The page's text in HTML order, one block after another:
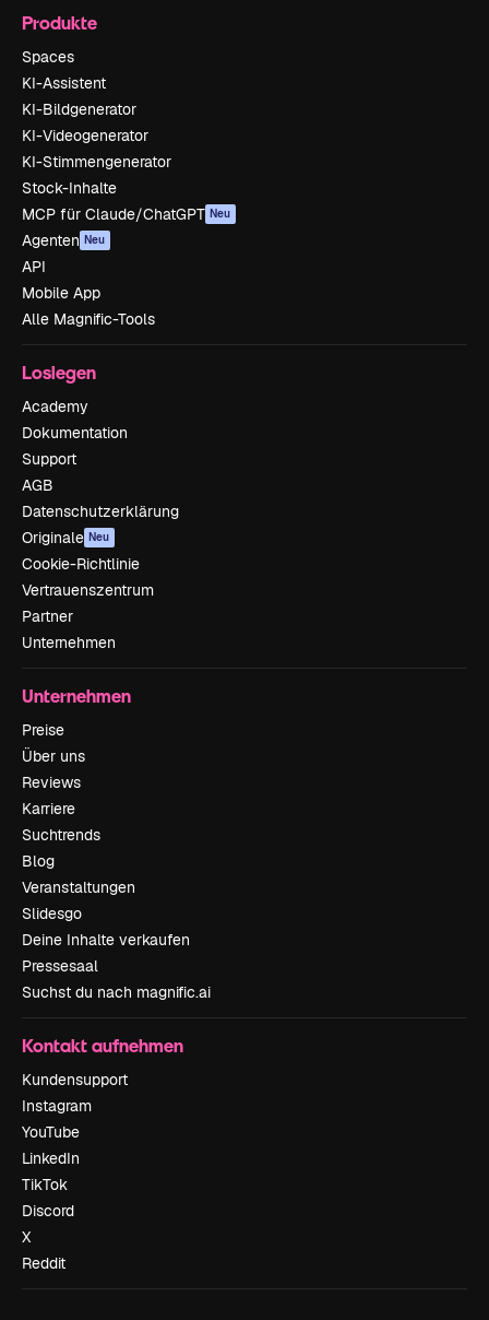
Produkte
Spaces
KI-Assistent
KI-Bildgenerator
KI-Videogenerator
KI-Stimmengenerator
Stock-Inhalte
MCP für Claude/ChatGPT Neu
Agenten Neu
API
Mobile App
Alle Magnific-Tools
Loslegen
Academy
Dokumentation
Support
AGB
Datenschutzerklärung
Originale Neu
Cookie-Richtlinie
Vertrauenszentrum
Partner
Unternehmen
Unternehmen
Preise
Über uns
Reviews
Karriere
Suchtrends
Blog
Veranstaltungen
Slidesgo
Deine Inhalte verkaufen
Pressesaal
Suchst du nach magnific.ai
Kontakt aufnehmen
Kundensupport
Instagram
YouTube
LinkedIn
TikTok
Discord
X
Reddit